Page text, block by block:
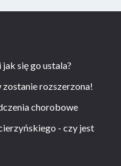
się go ustala?
rozszerzona!
chorobowe
- czy jest